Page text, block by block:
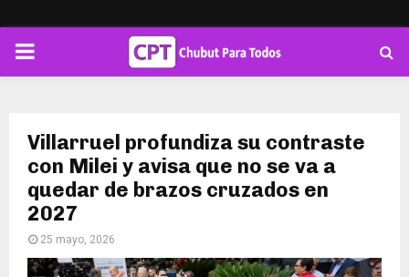
PRIMARY
Villarruel profundiza su contraste
con Milei y avisa que no se va a
quedar de brazos cruzados en
2027
25 mayo, 2026